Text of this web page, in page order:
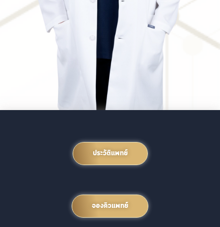
ประวัติแพทย์
จองคิวแพทย์